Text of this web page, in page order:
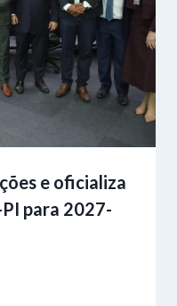
e oficializa
para 2027-